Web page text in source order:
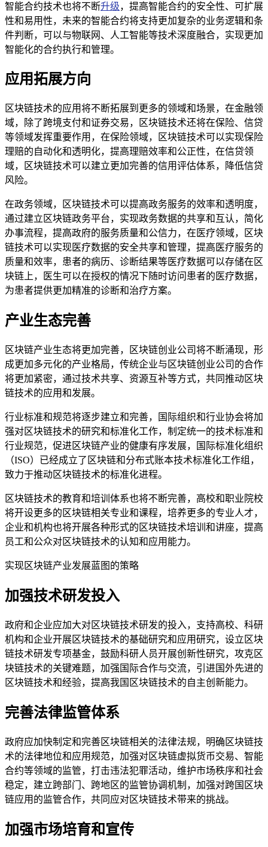
智能合约技术也将不断升级，提高智能合约的安全性、可扩展
性和易用性，未来的智能合约将支持更加复杂的业务逻辑和条
件判断，可以与物联网、人工智能等技术深度融合，实现更加
智能化的合约执行和管理。
应用拓展方向
区块链技术的应用将不断拓展到更多的领域和场景，在金融领
域，除了跨境支付和证券交易，区块链技术还将在保险、信贷
等领域发挥重要作用，在保险领域，区块链技术可以实现保险
理赔的自动化和透明化，提高理赔效率和公正性，在信贷领
域，区块链技术可以建立更加完善的信用评估体系，降低信贷
风险。
在政务领域，区块链技术可以提高政务服务的效率和透明度，
通过建立区块链政务平台，实现政务数据的共享和互认，简化
办事流程，提高政府的服务质量和公信力，在医疗领域，区块
链技术可以实现医疗数据的安全共享和管理，提高医疗服务的
质量和效率，患者的病历、诊断结果等医疗数据可以存储在区
块链上，医生可以在授权的情况下随时访问患者的医疗数据，
为患者提供更加精准的诊断和治疗方案。
产业生态完善
区块链产业生态将更加完善，区块链创业公司将不断涌现，形
成更加多元化的产业格局，传统企业与区块链创业公司的合作
将更加紧密，通过技术共享、资源互补等方式，共同推动区块
链技术的应用和发展。
行业标准和规范将逐步建立和完善，国际组织和行业协会将加
强对区块链技术的研究和标准化工作，制定统一的技术标准和
行业规范，促进区块链产业的健康有序发展，国际标准化组织
（ISO）已经成立了区块链和分布式账本技术标准化工作组，
致力于推动区块链技术的标准化进程。
区块链技术的教育和培训体系也将不断完善，高校和职业院校
将开设更多的区块链相关专业和课程，培养更多的专业人才，
企业和机构也将开展各种形式的区块链技术培训和讲座，提高
员工和公众对区块链技术的认知和应用能力。
实现区块链产业发展蓝图的策略
加强技术研发投入
政府和企业应加大对区块链技术研发的投入，支持高校、科研
机构和企业开展区块链技术的基础研究和应用研究，设立区块
链技术研发专项基金，鼓励科研人员开展创新性研究，攻克区
块链技术的关键难题，加强国际合作与交流，引进国外先进的
区块链技术和经验，提高我国区块链技术的自主创新能力。
完善法律监管体系
政府应加快制定和完善区块链相关的法律法规，明确区块链技
术的法律地位和应用规范，加强对区块链虚拟货币交易、智能
合约等领域的监管，打击违法犯罪活动，维护市场秩序和社会
稳定，建立跨部门、跨地区的监管协调机制，加强对跨国区块
链应用的监管合作，共同应对区块链技术带来的挑战。
加强市场培育和宣传